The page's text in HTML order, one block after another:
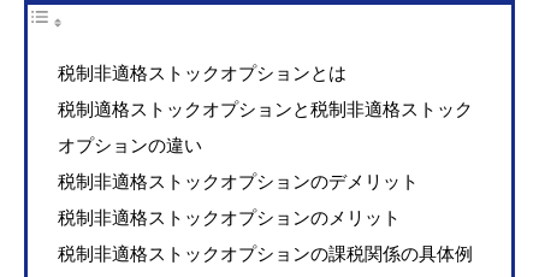
税制非適格ストックオプションとは
税制適格ストックオプションと税制非適格ストック
オプションの違い
税制非適格ストックオプションのデメリット
税制非適格ストックオプションのメリット
税制非適格ストックオプションの課税関係の具体例